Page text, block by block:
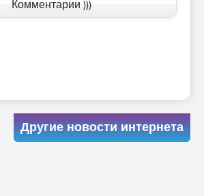
Комментарии )))
Другие новости интернета